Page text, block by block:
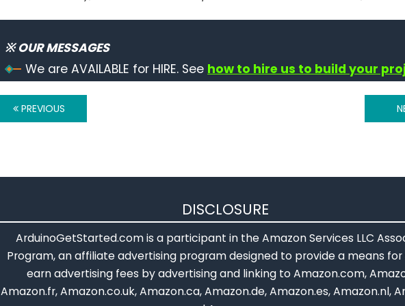
※ OUR MESSAGES
We are AVAILABLE for HIRE. See how to hire us to build your
PREVIOUS
DISCLOSURE
ArduinoGetStarted.com is a participant in the Amazon Services LLC
Program, an affiliate advertising program designed to provide a means
earn advertising fees by advertising and linking to Amazon.com,
Amazon.fr, Amazon.co.uk, Amazon.ca, Amazon.de, Amazon.es, Amazon.nl,